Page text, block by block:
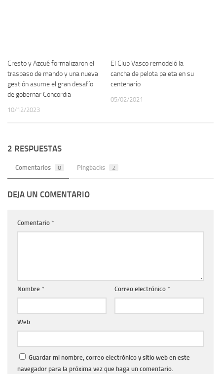
Cresto y Azcué formalizaron el
traspaso de mando y una nueva
gestión asume el gran desafío
de gobernar Concordia
10/12/2023
El Club Vasco remodeló la
cancha de pelota paleta en su
centenario
05/02/2021
2 RESPUESTAS
Comentarios 0 Pingbacks 2
DEJA UN COMENTARIO
Comentario *
Nombre * Correo electrónico *
Web
Guardar mi nombre, correo electrónico y sitio web en este
navegador para la próxima vez que haga un comentario.